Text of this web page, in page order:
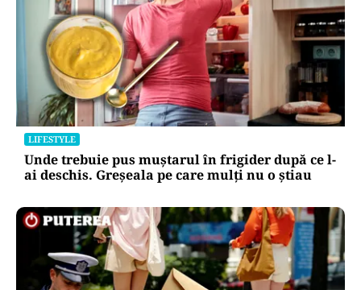
LIFESTYLE
Unde trebuie pus muștarul în frigider după ce l-
ai deschis. Greșeala pe care mulți nu o știau